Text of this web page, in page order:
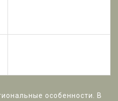
особенности. В